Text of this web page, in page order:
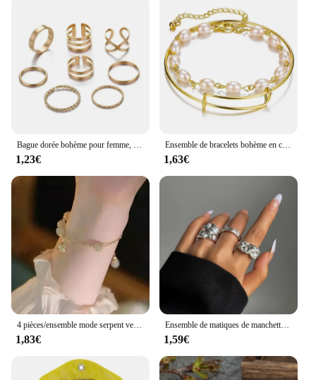
variety of sizes available ensures that you can cater
to a diverse customer base, providing a summer
wardrobe staple that is both stylish and functional.
With this ensemble d été, you're not just selling a
product; you're offering a summer experience.
Bague dorée bohème pour femme, bague torsadée créative, bague géométrique multicouche, ouverture simple, ensemble de bijoux rétro
1,23€
Ensemble de bracelets bohème en chaîne métallique pour femmes, couleur or géométrique, chaîne à maillons épais, Bracelet ouvert, bijoux à la mode
1,63€
4 pièces/ensemble mode serpent vert pierres précieuses Bracelet strass plein métal Bracelet pour les femmes fête d'anniversaire cadeau de noël bijoux
1,83€
Ensemble de matiques de manchette géométriques en or carillon pour femmes, bague en métal, réglable, bijoux de doigt, document, mode, nouveau, 2024, 10 pièces, ensemble
1,59€